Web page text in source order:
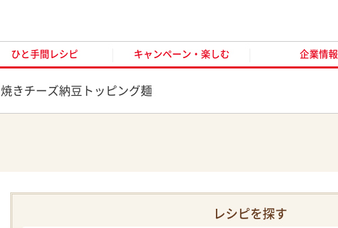
ひと手間レシピ キャンペーン・楽しむ 企業情報
焼きチーズ納豆トッピング麺
レシピを探す